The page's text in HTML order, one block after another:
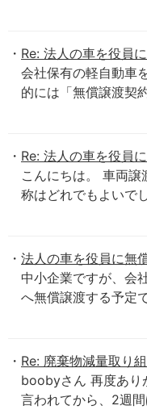
Re: 法人の車を役員
会社保有の軽自動車
的には「無償譲渡契
Re: 法人の車を役員
こんにちは。 車両譲
称はどれでもよいで
法人の車を役員に無
中小企業ですが、会
へ無償譲渡する予定
Re: 廃棄物減量取り
boobyさん 再度あり
言われてから、2週